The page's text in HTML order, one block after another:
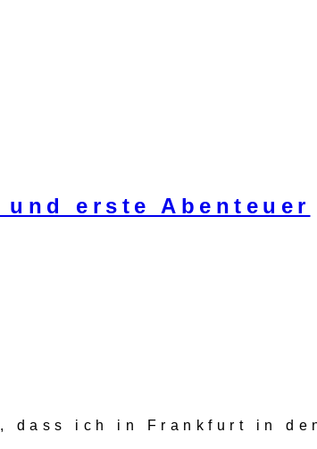
erste Abenteuer
ich in Frankfurt in